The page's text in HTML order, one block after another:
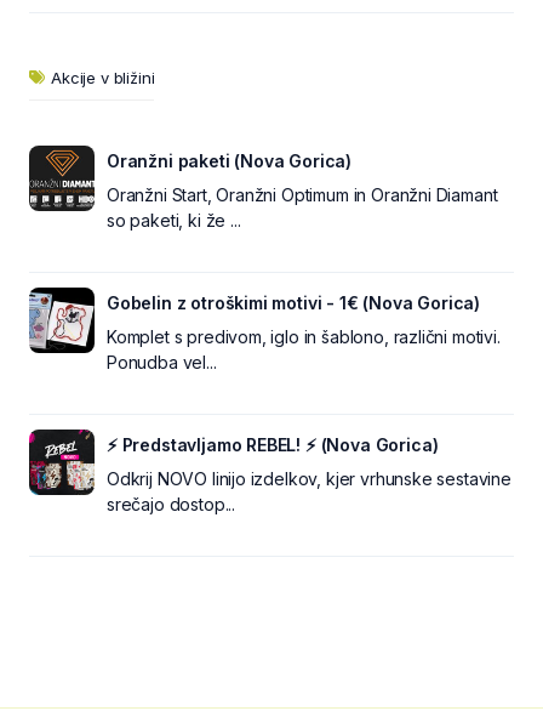
Akcije v bližini
Oranžni paketi (Nova Gorica)
Oranžni Start, Oranžni Optimum in Oranžni Diamant
so paketi, ki že ...
Gobelin z otroškimi motivi - 1€ (Nova Gorica)
Komplet s predivom, iglo in šablono, različni motivi.
Ponudba vel...
⚡ Predstavljamo REBEL! ⚡ (Nova Gorica)
Odkrij NOVO linijo izdelkov, kjer vrhunske sestavine
srečajo dostop...